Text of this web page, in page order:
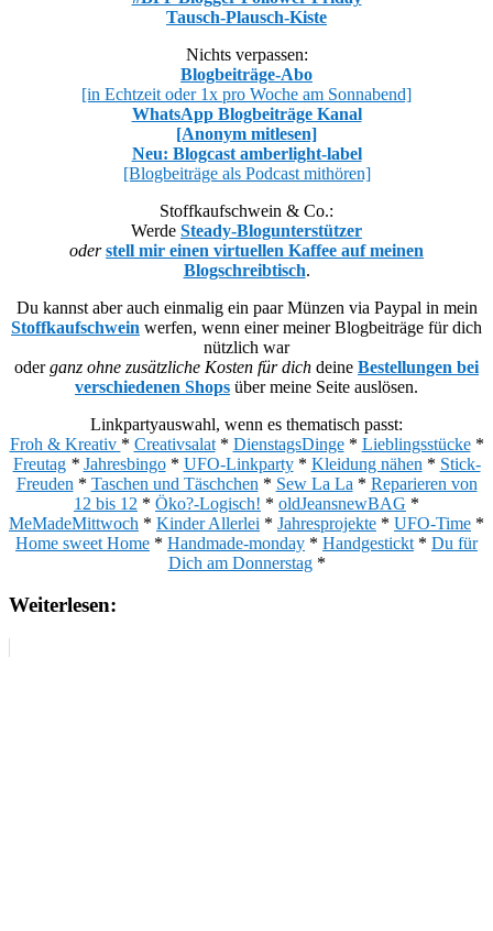
Tausch-Plausch-Kiste
Nichts verpassen:
Blogbeiträge-Abo
[in Echtzeit oder 1x pro Woche am Sonnabend]
WhatsApp Blogbeiträge Kanal
[Anonym mitlesen]
Neu: Blogcast amberlight-label
[Blogbeiträge als Podcast mithören]
Stoffkaufschwein & Co.:
Werde Steady-Blogunterstützer
oder stell mir einen virtuellen Kaffee auf meinen
Blogschreibtisch.
Du kannst aber auch einmalig ein paar Münzen via Paypal in mein
Stoffkaufschwein werfen, wenn einer meiner Blogbeiträge für dich
nützlich war
oderganz ohne zusätzliche Kosten für dich deine Bestellungen bei
verschiedenen Shops über meine Seite auslösen.
Linkpartyauswahl, wenn es thematisch passt:
Froh & Kreativ * Creativsalat* DienstagsDinge* Lieblingsstücke*
Freutag* Jahresbingo* UFO-Linkparty* Kleidung nähen * Stick-
Freuden * Taschen und Täschchen * Sew La La * Reparieren von
12 bis 12 * Öko?-Logisch! * oldJeansnewBAG *
MeMadeMittwoch * Kinder Allerlei * Jahresprojekte * UFO-Time *
Home sweet Home * Handmade-monday * Handgestickt * Du für
Dich am Donnerstag*
Weiterlesen: